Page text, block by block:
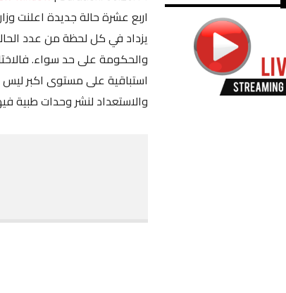
RSS FEED
SHARE
LINK
EMBED
يزداد في كل لحظة من عدد
والحكومة على حد سواء.
استباقية على مستوى اكبر
والاستعداد لنشر وحدات طبية